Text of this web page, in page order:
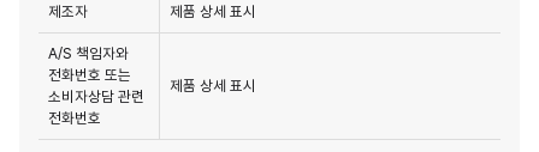
제조자 제품 상세 표시
A/S 책임자와
전화번호 또는
소비자상담 관련
전화번호
제품 상세 표시